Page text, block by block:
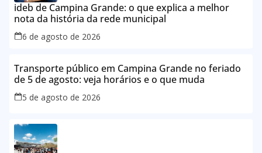
ideb de Campina Grande: o que explica a melhor
nota da história da rede municipal
6 de agosto de 2026
Transporte público em Campina Grande no feriado
de 5 de agosto: veja horários e o que muda
5 de agosto de 2026